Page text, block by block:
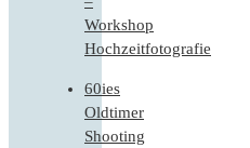
Workshop
Hochzeitfotografie
60ies
Oldtimer
Shooting